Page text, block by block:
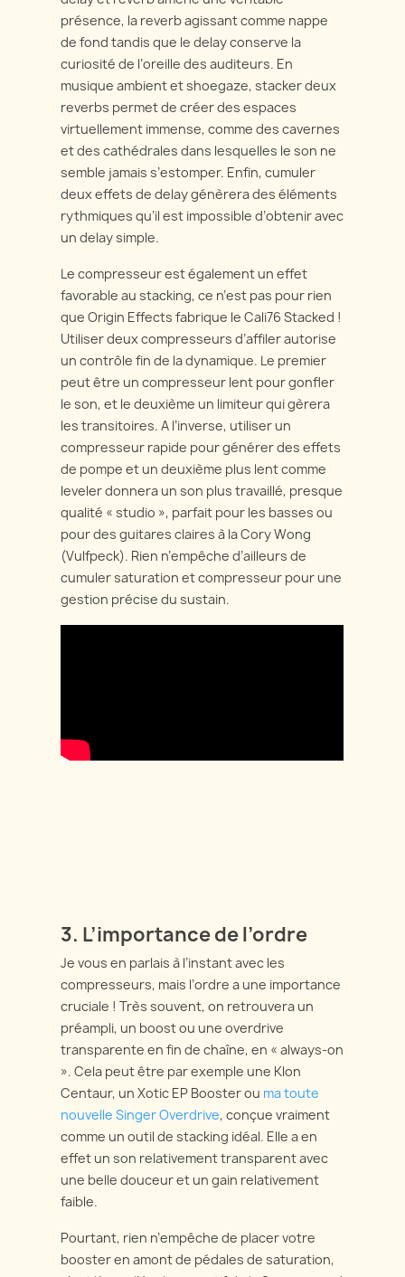
présence, la reverb agissant comme nappe
de fond tandis que le delay conserve la
curiosité de l’oreille des auditeurs. En
musique ambient et shoegaze, stacker deux
reverbs permet de créer des espaces
virtuellement immense, comme des cavernes
et des cathédrales dans lesquelles le son ne
semble jamais s’estomper. Enfin, cumuler
deux effets de delay génèrera des éléments
rythmiques qu’il est impossible d’obtenir avec
un delay simple.
Le compresseur est également un effet
favorable au stacking, ce n’est pas pour rien
que Origin Effects fabrique le Cali76 Stacked !
Utiliser deux compresseurs d’affiler autorise
un contrôle fin de la dynamique. Le premier
peut être un compresseur lent pour gonfler
le son, et le deuxième un limiteur qui gèrera
les transitoires. A l’inverse, utiliser un
compresseur rapide pour générer des effets
de pompe et un deuxième plus lent comme
leveler donnera un son plus travaillé, presque
qualité « studio », parfait pour les basses ou
pour des guitares claires à la Cory Wong
(Vulfpeck). Rien n’empêche d’ailleurs de
cumuler saturation et compresseur pour une
gestion précise du sustain.
3. L’importance de l’ordre
Je vous en parlais à l’instant avec les
compresseurs, mais l’ordre a une importance
cruciale ! Très souvent, on retrouvera un
préampli, un boost ou une overdrive
transparente en fin de chaîne, en « always-on
». Cela peut être par exemple une Klon
Centaur, un Xotic EP Booster ou ma toute
nouvelle Singer Overdrive, conçue vraiment
comme un outil de stacking idéal. Elle a en
effet un son relativement transparent avec
une belle douceur et un gain relativement
faible.
Pourtant, rien n’empêche de placer votre
booster en amont de pédales de saturation,